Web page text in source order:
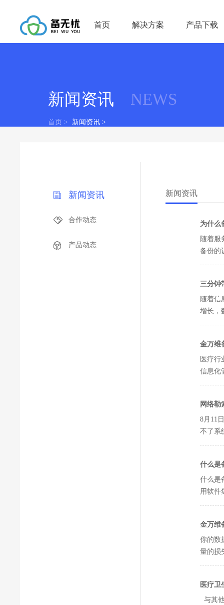
首页 解决方案 产品下载
新闻资讯 NEWS
首页 > 新闻资讯 >
新闻资讯
合作动态
产品动态
新闻资讯
为什么
随着服
备份的
三分钟
随着信
增长，
金万维
医疗行
信息化
网络勒
8月11
不了系
什么是
什么是
用软件
金万维
你的数
量的损
医疗卫
与其